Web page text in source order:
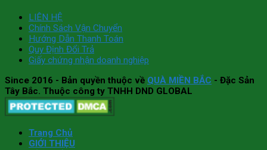
LIÊN HỆ
Chính Sách Vận Chuyển
Hướng Dẫn Thanh Toán
Quy Định Đổi Trả
Giấy chứng nhận doanh nghiệp
Since 2016 - Bản quyền thuộc về QUÀ MIỀN BẮC - Đặc Sản
Tây Bắc. Thuộc công ty TNHH DND GLOBAL
Trang Chủ
GIỚI THIỆU